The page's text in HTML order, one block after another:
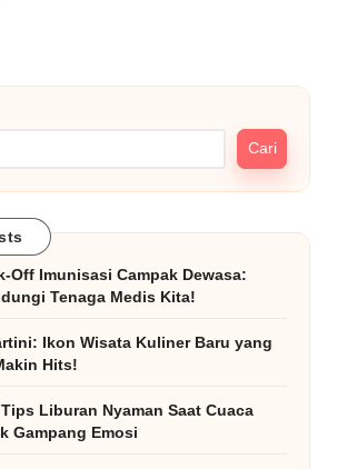
Cari
Off Imunisasi Campak Dewasa:
Tenaga Medis Kita!
Ikon Wisata Kuliner Baru yang
Hits!
Liburan Nyaman Saat Cuaca
Gampang Emosi